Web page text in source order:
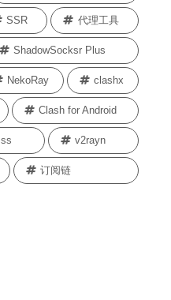
SSR 代理工具
ShadowSocksr Plus
NekoRay clashx
Clash for Android
ss v2rayn
订阅链